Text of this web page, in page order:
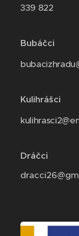
339 822
Bubáčci
Kulihrášci
Dráčci